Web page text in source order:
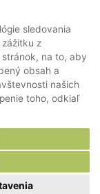
sledovania
zážitku z
na to, aby
obsah a
našich
toho, odkiaľ
a farmácie v